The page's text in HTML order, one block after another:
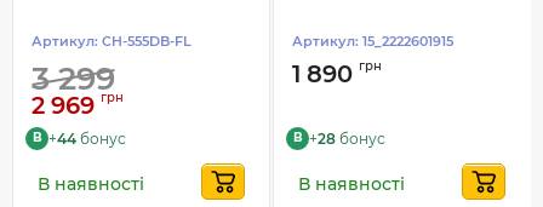
Артикул: CH-555DB-FL
3 299
2 969 грн
B +44 бонус
В наявності
Артикул: 15_2222601915
1 890 грн
B +28 бонус
В наявності